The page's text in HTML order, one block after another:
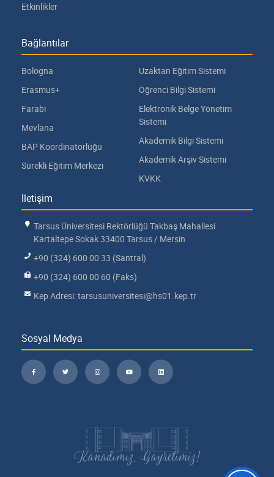
Etkinlikler
Bağlantılar
Bologna
Erasmus+
Farabi
Mevlana
BAP Koordinatörlüğü
Sürekli Eğitim Merkezi
Uzaktan Eğitim Sistemi
Öğrenci Bilgi Sistemi
Elektronik Belge Yönetim
Sistemi
Akademik Bilgi Sistemi
Akademik Arşiv Sistemi
KVKK
İletişim
Tarsus Üniversitesi Rektörlüğü Takbaş Mahallesi
Kartaltepe Sokak 33400 Tarsus / Mersin
+90 (324) 600 00 33 (Santral)
+90 (324) 600 00 60 (Faks)
Kep Adresi: tarsusuniversitesi@hs01.kep.tr
Sosyal Medya
Kanadımız, Gayretimiz!